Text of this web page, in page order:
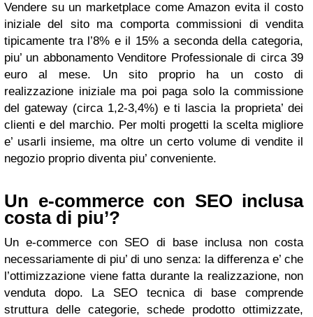
Vendere su un marketplace come Amazon evita il costo
iniziale del sito ma comporta commissioni di vendita
tipicamente tra l’8% e il 15% a seconda della categoria,
piu’ un abbonamento Venditore Professionale di circa 39
euro al mese. Un sito proprio ha un costo di
realizzazione iniziale ma poi paga solo la commissione
del gateway (circa 1,2-3,4%) e ti lascia la proprieta’ dei
clienti e del marchio. Per molti progetti la scelta migliore
e’ usarli insieme, ma oltre un certo volume di vendite il
negozio proprio diventa piu’ conveniente.
Un e-commerce con SEO inclusa
costa di piu’?
Un e-commerce con SEO di base inclusa non costa
necessariamente di piu’ di uno senza: la differenza e’ che
l’ottimizzazione viene fatta durante la realizzazione, non
venduta dopo. La SEO tecnica di base comprende
struttura delle categorie, schede prodotto ottimizzate,